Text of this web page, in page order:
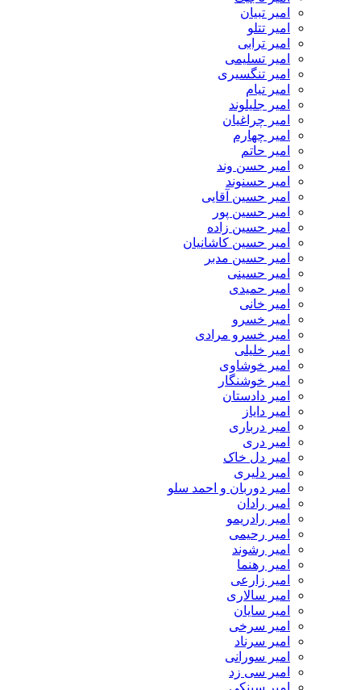
امیر تبیان
امیر تتلو
امیر ترابی
امیر تسلیمی
امیر تنگسیری
امیر تیام
امیر جلیلوند
امیر چراغیان
امیر چهارم
امیر حاتم
امیر حسن وند
امیر حسنوند
امیر حسین آقایی
امیر حسین پور
امیر حسین زاده
امیر حسین کاشانیان
امیر حسین مدبر
امیر حسینی
امیر حمیدی
امیر خانی
امیر خسرو
امیر خسرو مرادی
امیر خلیلی
امیر خوشاوی
امیر خوشنگار
امیر دادستان
امیر دایاز
امیر درباری
امیر دری
امیر دل خاک
امیر دلیری
امیر دوربان و احمد سلو
امیر رادان
امیر رادریمو
امیر رحیمی
امیر رشوند
امیر رهنما
امیر زارعی
امیر سالاری
امیر سایان
امیر سرخی
امیر سرناد
امیر سورانی
امیر سی زد